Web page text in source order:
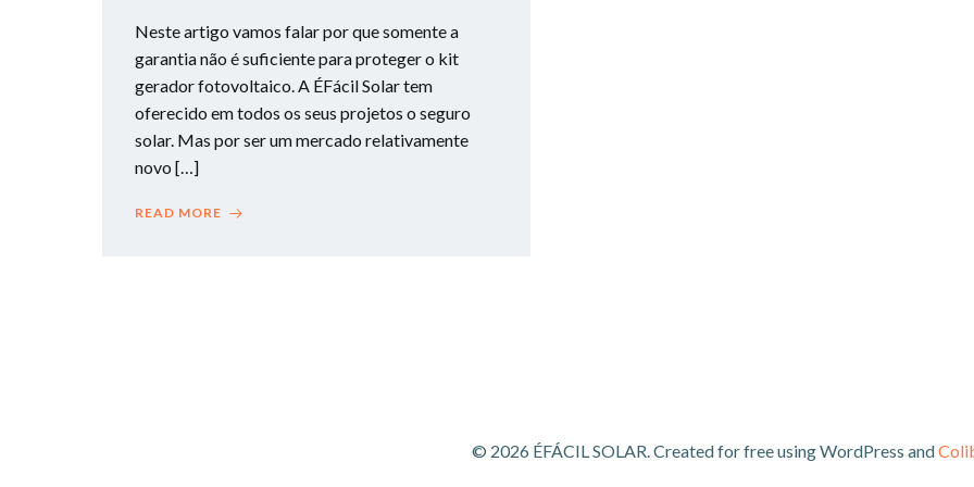
Neste artigo vamos falar por que somente a
garantia não é suficiente para proteger o kit
gerador fotovoltaico. A ÉFácil Solar tem
oferecido em todos os seus projetos o seguro
solar. Mas por ser um mercado relativamente
novo […]
READ MORE
© 2026 ÉFÁCIL SOLAR. Created for free using WordPress and